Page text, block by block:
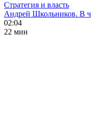
Стратегия и власть
Андрей Школьников. В
02:04
22 мин